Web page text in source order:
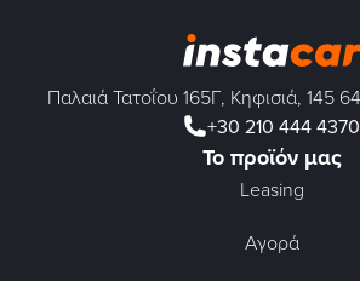
Παλαιά Τατοΐου 165Γ, Κηφισιά, 145
+30 210 444 4370
Το προϊόν μας
Leasing
Αγορά